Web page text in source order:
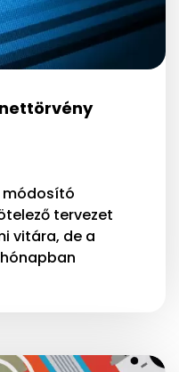
módosító
tervezet
vitára, de a